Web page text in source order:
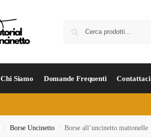
Chi Siamo Domande Frequenti Contattaci
/ Borse Uncinetto / Borse all’uncinetto mattonelle